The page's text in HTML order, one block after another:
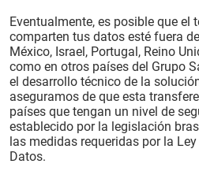
Eventualmente, es posible que el
comparten tus datos esté fuera
México, Israel, Portugal, Reino
como en otros países del Grupo
el desarrollo técnico de la
aseguramos de que esta
países que tengan un nivel de
establecido por la legislación
las medidas requeridas por la
Datos.